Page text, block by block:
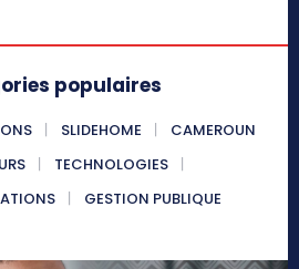
populaires
SLIDEHOME
CAMEROUN
TECHNOLOGIES
GESTION PUBLIQUE